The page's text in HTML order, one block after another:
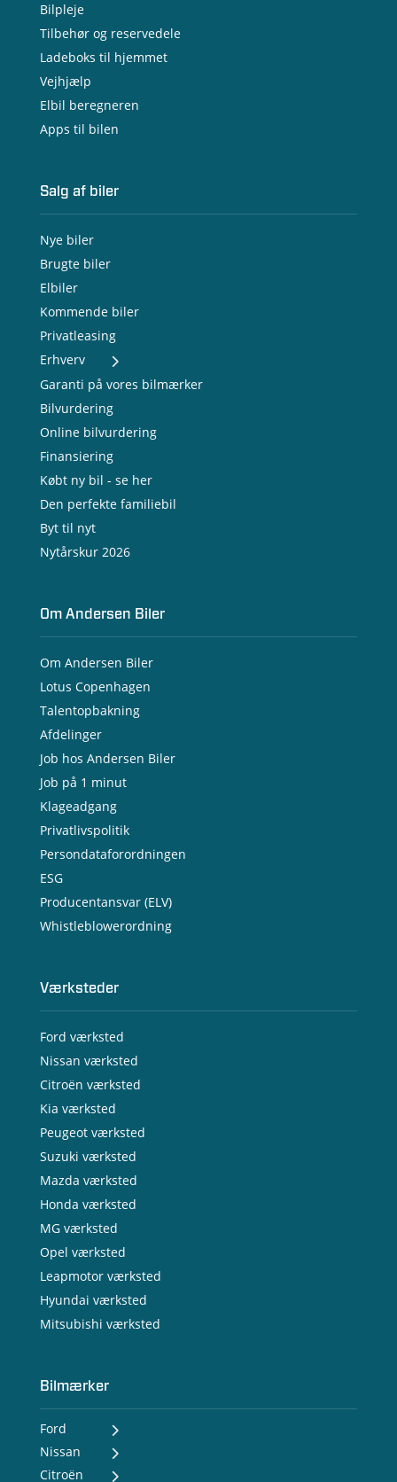
Bilpleje
Tilbehør og reservedele
Ladeboks til hjemmet
Vejhjælp
Elbil beregneren
Apps til bilen
Salg af biler
Nye biler
Brugte biler
Elbiler
Kommende biler
Privatleasing
Erhverv
- Nye varebiler
- Brugte varebiler
- Erhvervsleasing
- Testkørsel
- Serviceaftale
- Opladning
Garanti på vores bilmærker
Bilvurdering
Online bilvurdering
Finansiering
Købt ny bil - se her
Den perfekte familiebil
Byt til nyt
Nytårskur 2026
Om Andersen Biler
Om Andersen Biler
Lotus Copenhagen
Talentopbakning
Afdelinger
Job hos Andersen Biler
Job på 1 minut
Klageadgang
Privatlivspolitik
Persondataforordningen
ESG
Producentansvar (ELV)
Whistleblowerordning
Værksteder
Ford værksted
Nissan værksted
Citroën værksted
Kia værksted
Peugeot værksted
Suzuki værksted
Mazda værksted
Honda værksted
MG værksted
Opel værksted
Leapmotor værksted
Hyundai værksted
Mitsubishi værksted
Bilmærker
Ford
- Ford Puma Gen-E
- Ford Capri
Nissan
- Nissan MICRA
Citroën